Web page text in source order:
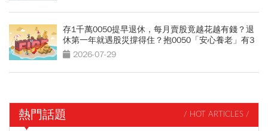
存1千萬0050提早退休，每月賣股竟越花越有錢？退
休第一年就遇股災撐得住？抱0050「安心養老」有3
條件2026-07-29
熱門話題 / HOT ARTICLES /